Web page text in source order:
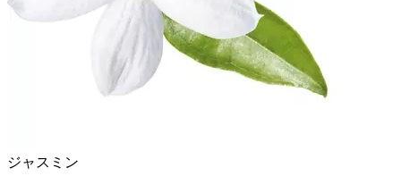
ジャスミン